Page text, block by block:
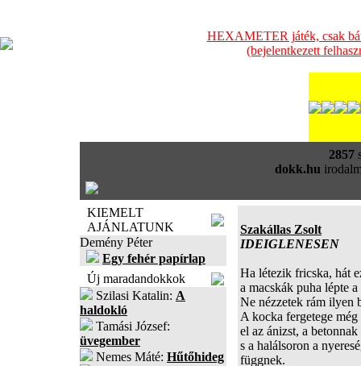
HEXAMETER játék, csak
(bejelentkezett
2857
dokk.hu
KIEMELT
AJÁNLATUNK
Demény Péter
Egy fehér papírlap
Új maradandokkok
Szilasi Katalin: A
haldokló
Tamási József:
üvegember
Nemes Máté: Hűtőhideg
Szakállas Zsolt
IDEIGLENESEN
Ha létezik fricska, hát
a macskák puha lépte
Ne nézzetek rám ilyen
A kocka fergetege még
el az ánizst, a
s a halálsoron a
függnek.